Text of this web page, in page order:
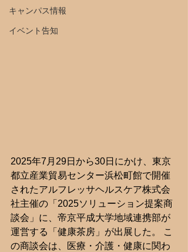
キャンパス情報
イベント告知
2025年7月29日から30日にかけ、東京
都立産業貿易センター浜松町館で開催
されたアルフレッサヘルスケア株式会
社主催の「2025ソリューション提案商
談会」に、帝京平成大学地域連携部が
運営する「健康茶房」が出展した。 こ
の商談会は、医療・介護・健康に関わ